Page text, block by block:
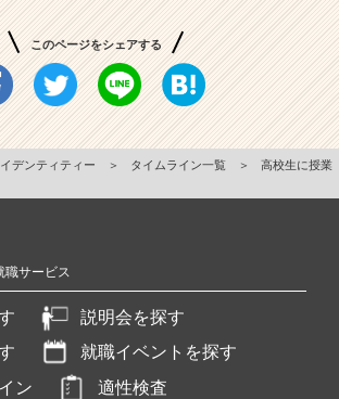
このページをシェアする
デンティティー ＞ タイムライン一覧 ＞
高校生に授業
職サービス
説明会を探す
就職イベントを探す
ン
適性検査